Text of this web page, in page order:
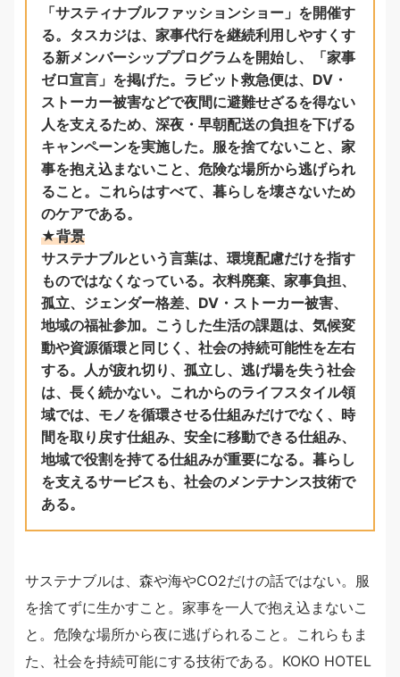
「サスティナブルファッションショー」を開催す
る。タスカジは、家事代行を継続利用しやすくす
る新メンバーシッププログラムを開始し、「家事
ゼロ宣言」を掲げた。ラビット救急便は、DV・
ストーカー被害などで夜間に避難せざるを得ない
人を支えるため、深夜・早朝配送の負担を下げる
キャンペーンを実施した。服を捨てないこと、家
事を抱え込まないこと、危険な場所から逃げられ
ること。これらはすべて、暮らしを壊さないため
のケアである。
★背景
サステナブルという言葉は、環境配慮だけを指す
ものではなくなっている。衣料廃棄、家事負担、
孤立、ジェンダー格差、DV・ストーカー被害、
地域の福祉参加。こうした生活の課題は、気候変
動や資源循環と同じく、社会の持続可能性を左右
する。人が疲れ切り、孤立し、逃げ場を失う社会
は、長く続かない。これからのライフスタイル領
域では、モノを循環させる仕組みだけでなく、時
間を取り戻す仕組み、安全に移動できる仕組み、
地域で役割を持てる仕組みが重要になる。暮らし
を支えるサービスも、社会のメンテナンス技術で
ある。
サステナブルは、森や海やCO2だけの話ではない。服
を捨てずに生かすこと。家事を一人で抱え込まないこ
と。危険な場所から夜に逃げられること。これらもま
た、社会を持続可能にする技術である。KOKO HOTEL